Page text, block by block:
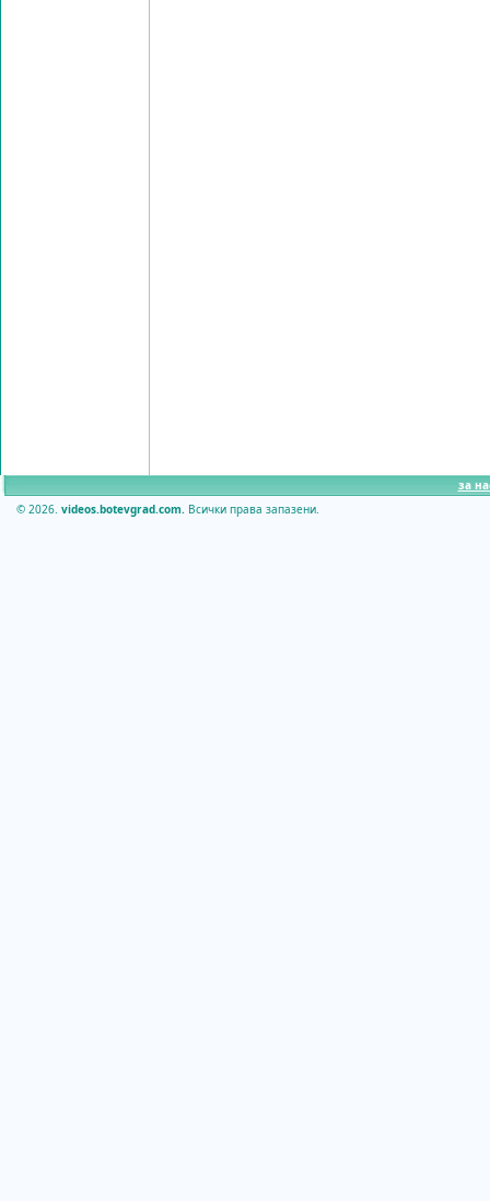
за
© 2026. videos.botevgrad.com. Всички права запазени.